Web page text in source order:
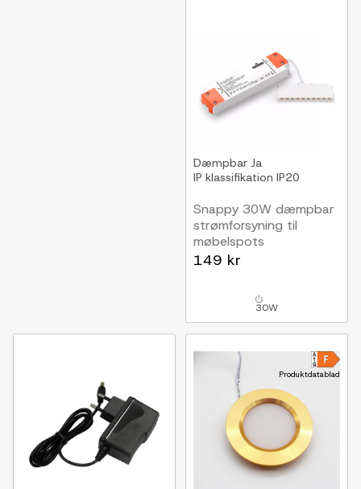
Dæmpbar Ja
IP klassifikation IP20
Snappy 30W dæmpbar
strømforsyning til
møbelspots
Til Sono og Reco
149 kr
30W
Produktdatablad